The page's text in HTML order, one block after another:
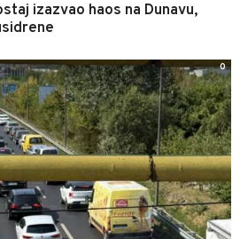
izazvao haos na Dunavu,
0